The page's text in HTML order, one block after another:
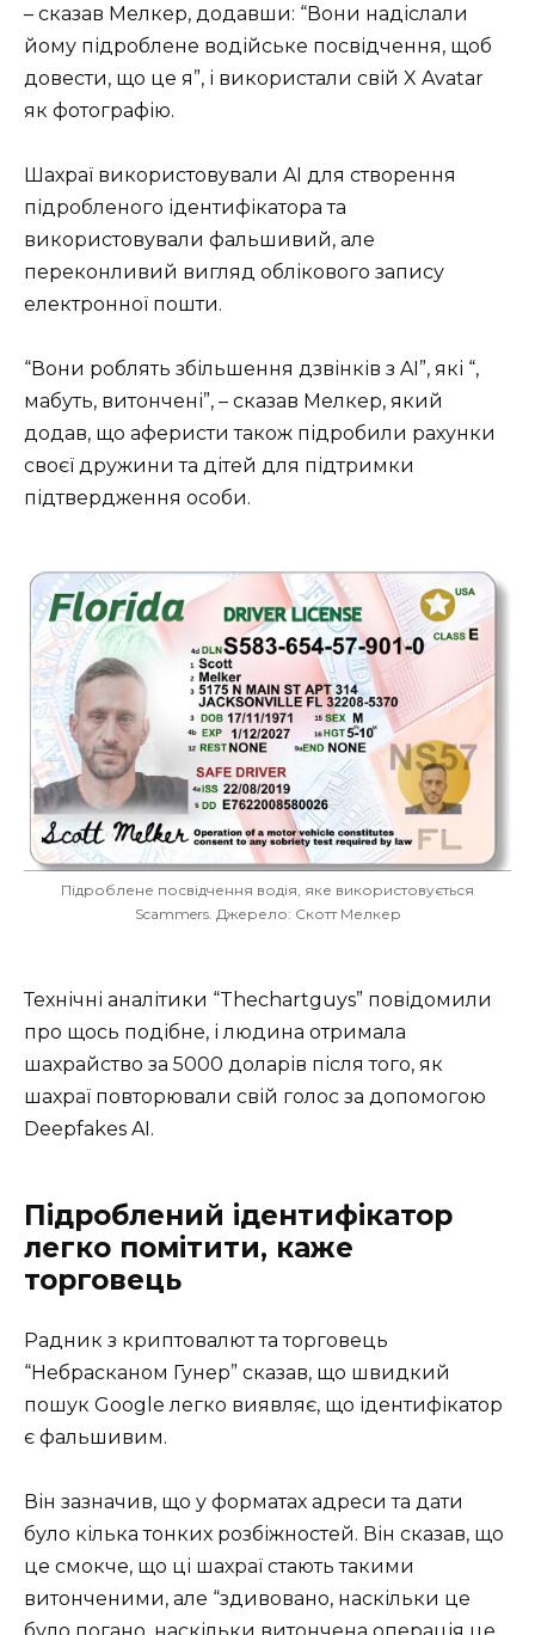
– сказав Мелкер, додавши: “Вони надіслали
йому підроблене водійське посвідчення, щоб
довести, що це я”, і використали свій X Avatar
як фотографію.
Шахраї використовували AI для створення
підробленого ідентифікатора та
використовували фальшивий, але
переконливий вигляд облікового запису
електронної пошти.
“Вони роблять збільшення дзвінків з AI”, які “,
мабуть, витончені”, – сказав Мелкер, який
додав, що аферисти також підробили рахунки
своєї дружини та дітей для підтримки
підтвердження особи.
Підроблене посвідчення водія, яке використовується
Scammers. Джерело: Скотт Мелкер
Технічні аналітики “Thechartguys” повідомили
про щось подібне, і людина отримала
шахрайство за 5000 доларів після того, як
шахраї повторювали свій голос за допомогою
Deepfakes AI.
Підроблений ідентифікатор
легко помітити, каже
торговець
Радник з криптовалют та торговець
“Небрасканом Гунер” сказав, що швидкий
пошук Google легко виявляє, що ідентифікатор
є фальшивим.
Він зазначив, що у форматах адреси та дати
було кілька тонких розбіжностей. Він сказав, що
це смокче, що ці шахраї стають такими
витонченими, але “здивовано, наскільки це